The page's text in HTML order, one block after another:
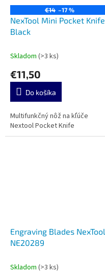
€14 –17 %
NexTool Mini Pocket Knife
Black
Skladom (>3 ks)
€11,50
Do košíka
Multifunkčný nôž na kľúče
Nextool Pocket Knife
Engraving Blades NexTool
NE20289
Skladom (>3 ks)